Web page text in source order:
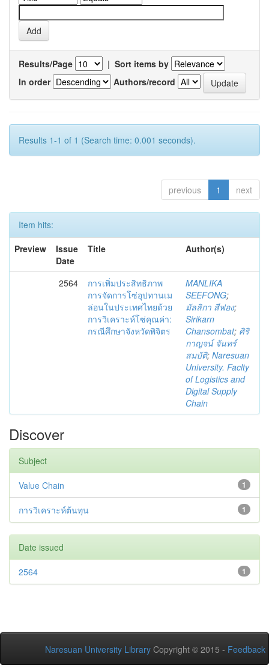
Results/Page | Sort items by
In order
Authors/record
Results 1-1 of 1 (Search time: 0.001 seconds).
previous 1 next
Item hits:
Preview
Issue
Date
Title Author(s)
2564
การเพิ่มประสิทธิภาพ
การจัดการโซ่อุปทานเม
ล่อนในประเทศไทยด้วย
การวิเคราะห์โซ่คุณค่า:
กรณีศึกษาจังหวัดพิจิตร
MANLIKA
SEEFONG;
มัลลิกา สีฟอง;
Sirikarn
Chansombat; ศิริ
กาญจน์ จันทร์
สมบัติ; Naresuan
University. Faclty
of Logistics and
Digital Supply
Chain
Discover
Subject
1
Value Chain
1
การวิเคราะห์ต้นทุน
Date issued
1
2564
Naresuan University Library Copyright © 2015 - Feedback